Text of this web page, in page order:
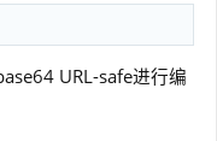
URL-safe进行编